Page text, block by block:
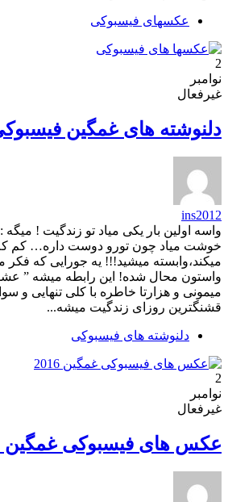
عکسهای فیسبوکی
2
نوامبر
غیرفعال
دلنوشته های غمگین
ins2012
واسه اولین بار یکی میاد تو زندگیت !
خوشت میاد چون تورو دوست داره… کم
میکند‍‍،وابسته میشید!!! یه جورایی که فکر
واستون محال شده! این رابطه میشه ”
میمونی و هزارتا خاطره با کلی تنهایی و
قشنگترین روزای زندگیت میشه...
دلنوشته های فیسبوکی
2
نوامبر
غیرفعال
عکس های فیسبوکی غمگین 2016